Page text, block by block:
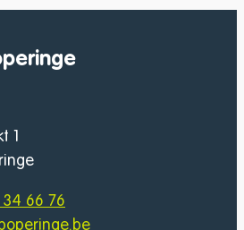
1
34 66 76